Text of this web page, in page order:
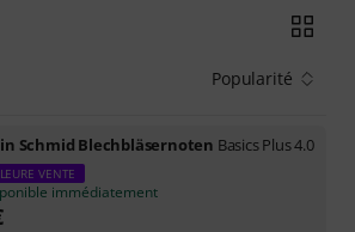
Popularité
Schmid Blechbläsernoten Basics Plus 4.0
VENTE
immédiatement